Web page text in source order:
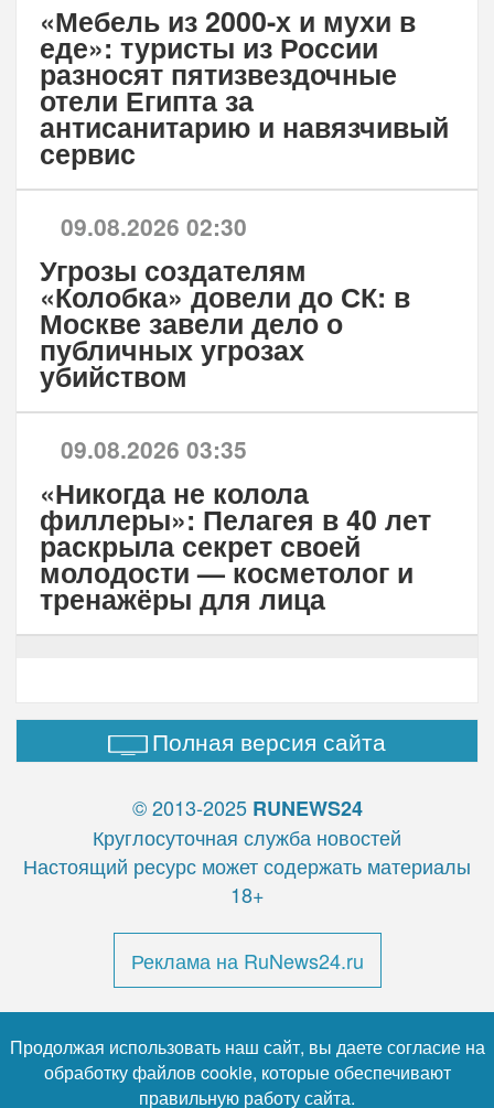
«Мебель из 2000-х и мухи в
еде»: туристы из России
разносят пятизвездочные
отели Египта за
антисанитарию и навязчивый
сервис
09.08.2026 02:30
Угрозы создателям
«Колобка» довели до СК: в
Москве завели дело о
публичных угрозах
убийством
09.08.2026 03:35
«Никогда не колола
филлеры»: Пелагея в 40 лет
раскрыла секрет своей
молодости — косметолог и
тренажёры для лица
Полная версия сайта
© 2013-2025 RUNEWS24
Круглосуточная служба новостей
Настоящий ресурс может содержать материалы
18+
Реклама на RuNews24.ru
Продолжая использовать наш сайт, вы даете согласие на
обработку файлов cookie, которые обеспечивают
правильную работу сайта.